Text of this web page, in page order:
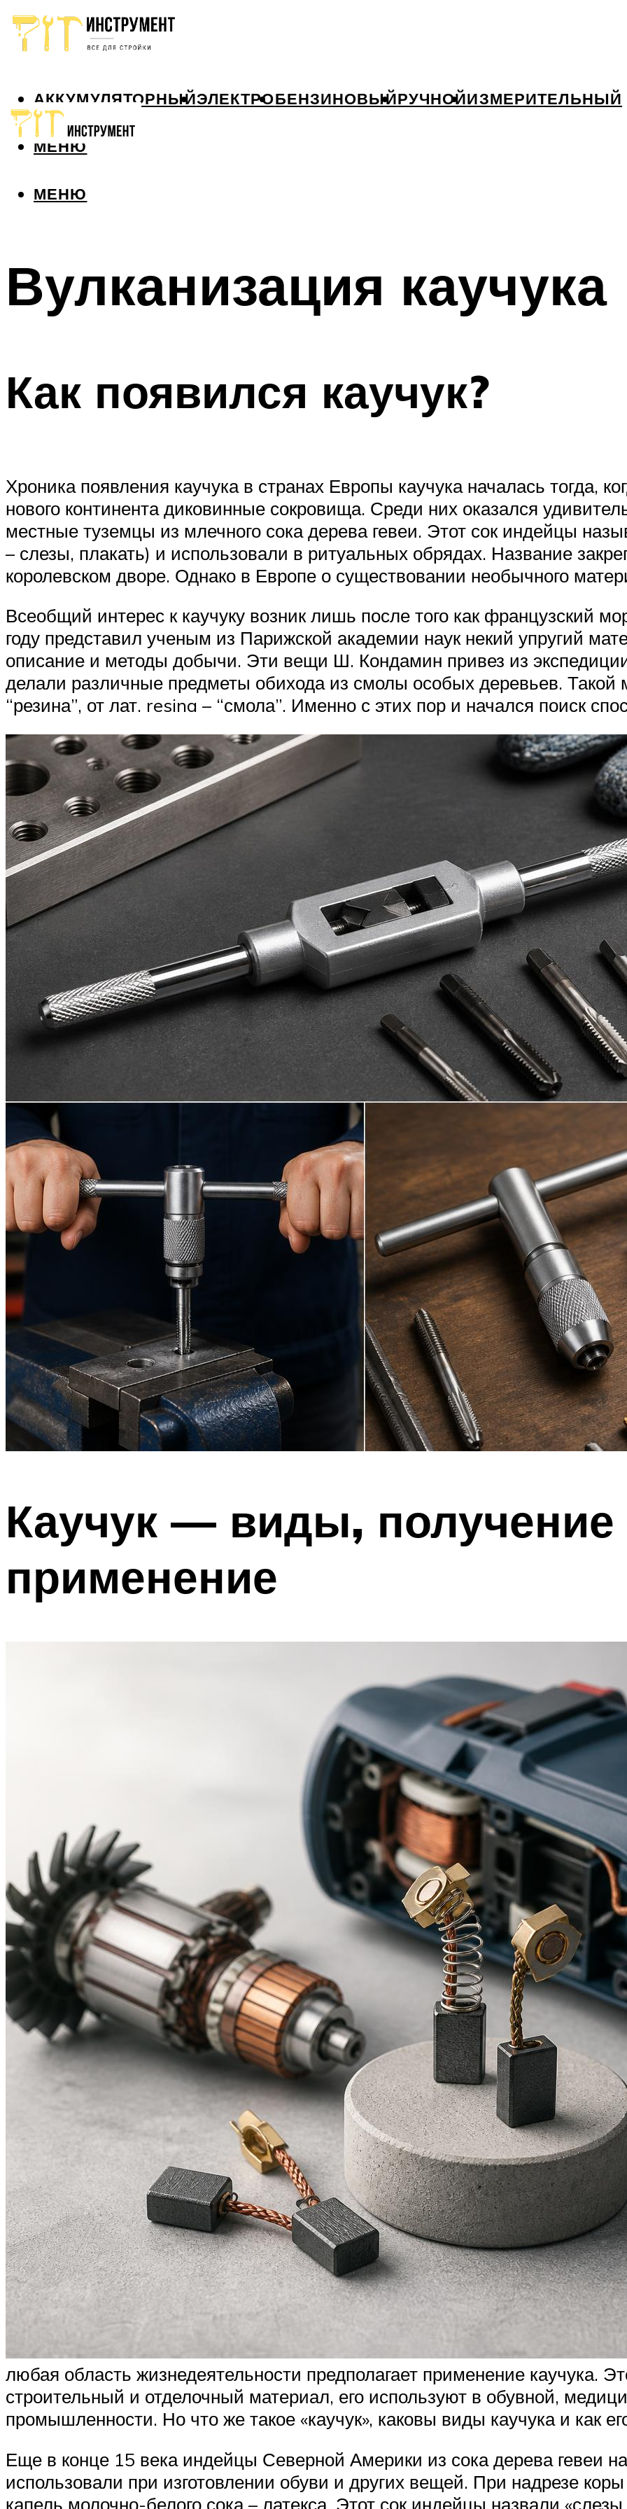
АККУМУЛЯТОРНЫЙЭЛЕКТРОБЕНЗИНОВЫЙРУЧНОЙИЗМЕРИТЕЛЬНЫЙ
МЕНЮ
МЕНЮ
Вулканизация каучука
Как появился каучук?
Хроника появления каучука в странах Европы каучука началась тогда,
нового континента диковинные сокровища. Среди них оказался
местные туземцы из млечного сока дерева гевеи. Этот сок индейцы
– слезы, плакать) и использовали в ритуальных обрядах. Название
королевском дворе. Однако в Европе о существовании необычного
Всеобщий интерес к каучуку возник лишь после того как французский
году представил ученым из Парижской академии наук некий упругий
описание и методы добычи. Эти вещи Ш. Кондамин привез из
делали различные предметы обихода из смолы особых деревьев. Такой
“резина”, от лат. resina – “смола”. Именно с этих пор и начался поиск
Каучук — виды, получение
применение
любая область жизнедеятельности предполагает применение каучука.
строительный и отделочный материал, его используют в обувной,
промышленности. Но что же такое «каучук», каковы виды каучука и как
Еще в конце 15 века индейцы Северной Америки из сока дерева гевеи
использовали при изготовлении обуви и других вещей. При надрезе
капель молочно-белого сока – латекса. Этот сок индейцы назвали «слезы